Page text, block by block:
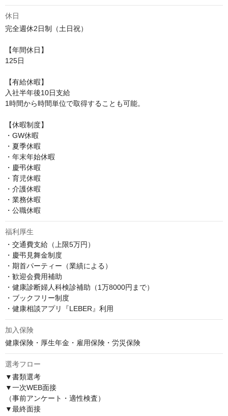
休日
完全週休2日制（土日祝）
【年間休日】
125日
【有給休暇】
入社半年後10日支給
1時間から時間単位で取得することも可能。
【休暇制度】
・GW休暇
・夏季休暇
・年末年始休暇
・慶弔休暇
・育児休暇
・介護休暇
・業務休暇
・公職休暇
福利厚生
・交通費支給（上限5万円）
・慶弔見舞金制度
・期首パーティー（業績による）
・歓迎会費用補助
・健康診断婦人科検診補助（1万8000円まで）
・ブックフリー制度
・健康相談アプリ『LEBER』利用
加入保険
健康保険・厚生年金・雇用保険・労災保険
選考フロー
▼書類選考
▼一次WEB面接
（事前アンケート・適性検査）
▼最終面接